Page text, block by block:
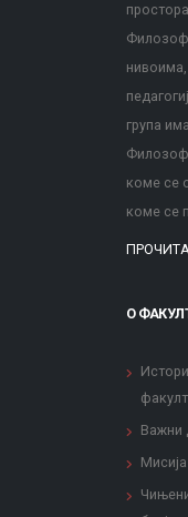
нивоима,
група
коме се
коме се
О
Важни
Мисија